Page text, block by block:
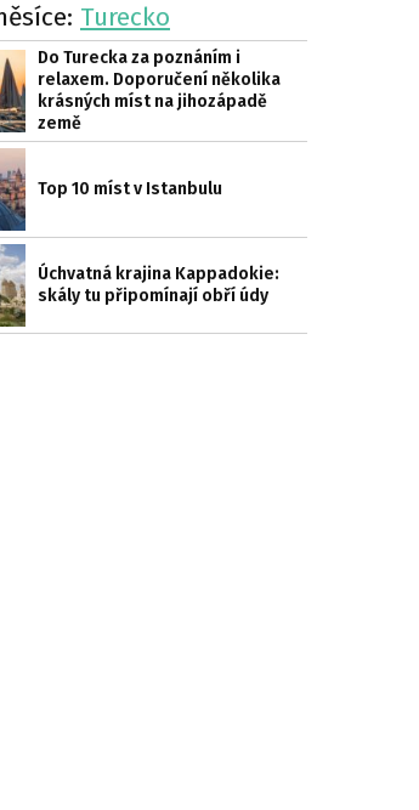
Turecko
Do Turecka za poznáním i
relaxem. Doporučení několika
krásných míst na jihozápadě
země
Top 10 míst v Istanbulu
Úchvatná krajina Kappadokie:
skály tu připomínají obří údy